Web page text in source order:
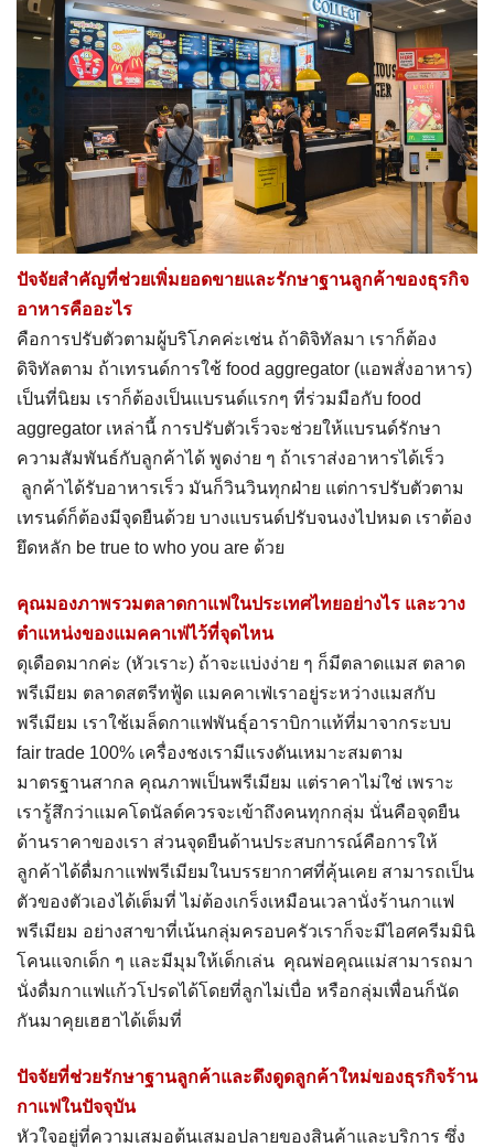
ปัจจัยสำคัญที่ช่วยเพิ่มยอดขายและรักษาฐานลูกค้าของธุรกิจ
อาหารคืออะไร
คือการปรับตัวตามผู้บริโภคค่ะเช่น ถ้าดิจิทัลมา เราก็ต้อง
ดิจิทัลตาม ถ้าเทรนด์การใช้ food aggregator (แอพสั่งอาหาร)
เป็นที่นิยม เราก็ต้องเป็นแบรนด์แรกๆ ที่ร่วมมือกับ food
aggregator เหล่านี้ การปรับตัวเร็วจะช่วยให้แบรนด์รักษา
ความสัมพันธ์กับลูกค้าได้ พูดง่าย ๆ ถ้าเราส่งอาหารได้เร็ว
ลูกค้าได้รับอาหารเร็ว มันก็วินวินทุกฝ่าย แต่การปรับตัวตาม
เทรนด์ก็ต้องมีจุดยืนด้วย บางแบรนด์ปรับจนงงไปหมด เราต้อง
ยึดหลัก be true to who you are ด้วย
คุณมองภาพรวมตลาดกาแฟในประเทศไทยอย่างไร และวาง
ตำแหน่งของแมคคาเฟ่ไว้ที่จุดไหน
ดุเดือดมากค่ะ (หัวเราะ) ถ้าจะแบ่งง่าย ๆ ก็มีตลาดแมส ตลาด
พรีเมียม ตลาดสตรีทฟู้ด แมคคาเฟ่เราอยู่ระหว่างแมสกับ
พรีเมียม เราใช้เมล็ดกาแฟพันธุ์อาราบิกาแท้ที่มาจากระบบ
fair trade 100% เครื่องชงเรามีแรงดันเหมาะสมตาม
มาตรฐานสากล คุณภาพเป็นพรีเมียม แต่ราคาไม่ใช่ เพราะ
เรารู้สึกว่าแมคโดนัลด์ควรจะเข้าถึงคนทุกกลุ่ม นั่นคือจุดยืน
ด้านราคาของเรา ส่วนจุดยืนด้านประสบการณ์คือการให้
ลูกค้าได้ดื่มกาแฟพรีเมียมในบรรยากาศที่คุ้นเคย สามารถเป็น
ตัวของตัวเองได้เต็มที่ ไม่ต้องเกร็งเหมือนเวลานั่งร้านกาแฟ
พรีเมียม อย่างสาขาที่เน้นกลุ่มครอบครัวเราก็จะมีไอศครีมมินิ
โคนแจกเด็ก ๆ และมีมุมให้เด็กเล่น คุณพ่อคุณแม่สามารถมา
นั่งดื่มกาแฟแก้วโปรดได้โดยที่ลูกไม่เบื่อ หรือกลุ่มเพื่อนก็นัด
กันมาคุยเฮฮาได้เต็มที่
ปัจจัยที่ช่วยรักษาฐานลูกค้าและดึงดูดลูกค้าใหม่ของธุรกิจร้าน
กาแฟในปัจจุบัน
หัวใจอยู่ที่ความเสมอต้นเสมอปลายของสินค้าและบริการ ซึ่ง